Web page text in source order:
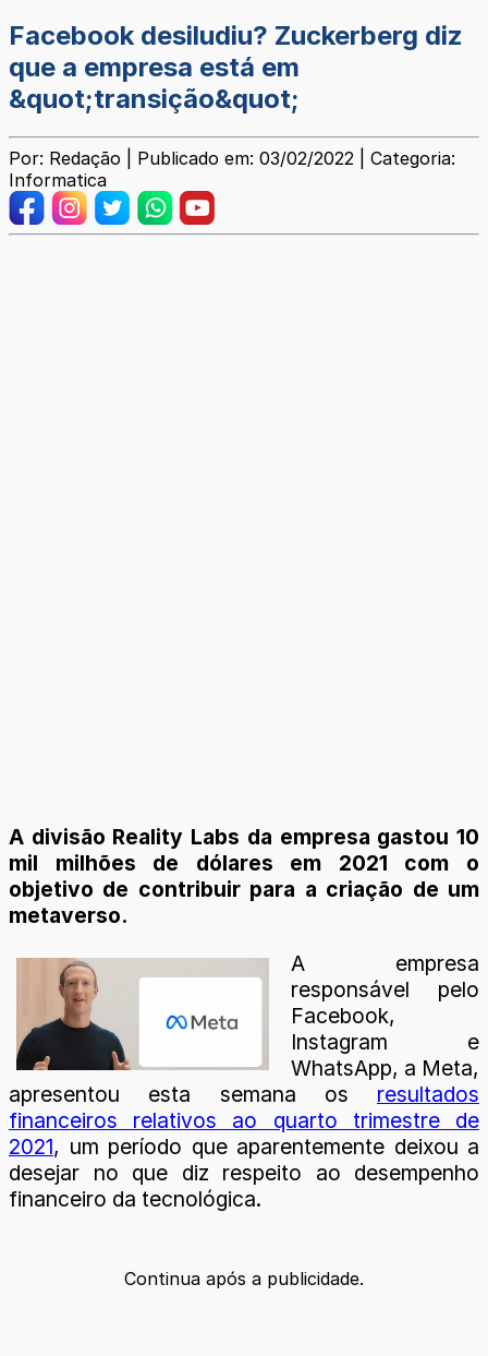
Facebook desiludiu? Zuckerberg diz
que a empresa está em
&quot;transição&quot;
Por: Redação | Publicado em: 03/02/2022 | Categoria:
Informatica
A divisão Reality Labs da empresa gastou 10
mil milhões de dólares em 2021 com o
objetivo de contribuir para a criação de um
metaverso.
A empresa
responsável pelo
Facebook,
Instagram e
WhatsApp, a Meta,
apresentou esta semana os resultados
financeiros relativos ao quarto trimestre de
2021, um período que aparentemente deixou a
desejar no que diz respeito ao desempenho
financeiro da tecnológica.
Continua após a publicidade.